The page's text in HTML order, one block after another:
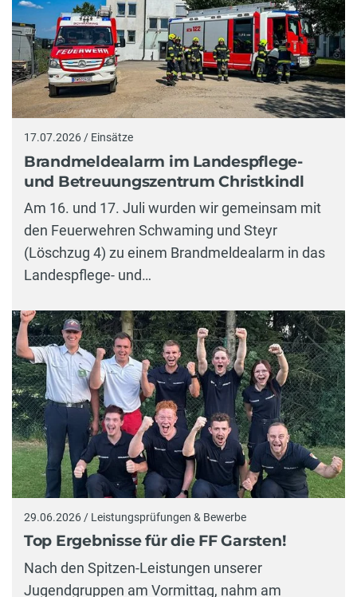
17.07.2026 / Einsätze
Brandmeldealarm im Landespflege-
und Betreuungszentrum Christkindl
Am 16. und 17. Juli wurden wir gemeinsam mit
den Feuerwehren Schwaming und Steyr
(Löschzug 4) zu einem Brandmeldealarm in das
Landespflege- und…
29.06.2026 / Leistungsprüfungen & Bewerbe
Top Ergebnisse für die FF Garsten!
Nach den Spitzen-Leistungen unserer
Jugendgruppen am Vormittag, nahm am